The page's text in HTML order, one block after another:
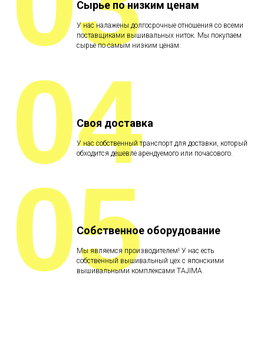
Сырье по низким ценам
У нас налажены долгосрочные отношения со всеми
поставщиками вышивальных ниток. Мы покупаем
сырье по самым низким ценам.
Своя доставка
У нас собственный транспорт для доставки, который
обходится дешевле арендуемого или почасового.
04
Собственное оборудование
Мы являемся производителем! У нас есть
собственный вышивальный цех с японскими
вышивальными комплексами TAJIMA.
05